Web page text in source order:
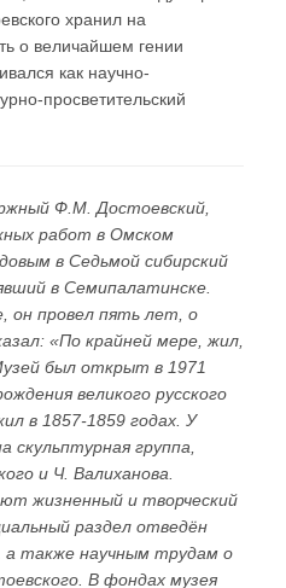
хранил на
о величайшем гении
как научно-
просветительский
Ф.М. Достоевский,
работ в Омском
в Седьмой сибирский
в Семипалатинске.
он провел пять лет, о
«По крайней мере, жил,
был открыт в 1971
великого русского
в 1857-1859 годах. У
скульптурная группа,
и Ч. Валиханова.
жизненный и творческий
раздел отведён
а также научным трудам о
В фондах музея